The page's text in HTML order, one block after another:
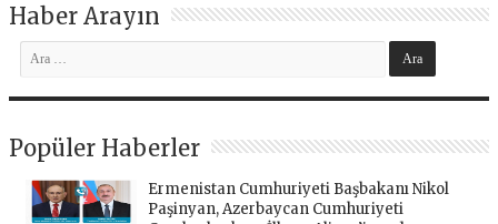
Haber Arayın
Popüler Haberler
Ermenistan Cumhuriyeti Başbakanı Nikol
Paşinyan, Azerbaycan Cumhuriyeti